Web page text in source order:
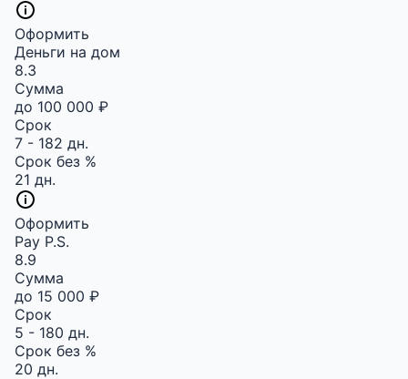
Оформить
Деньги на дом
8.3
Сумма
до 100 000 ₽
Срок
7 - 182 дн.
Срок без %
21 дн.
Оформить
Pay P.S.
8.9
Сумма
до 15 000 ₽
Срок
5 - 180 дн.
Срок без %
20 дн.